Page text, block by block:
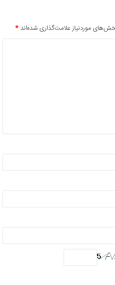
موردنیاز علامت‌گذاری شده‌اند*